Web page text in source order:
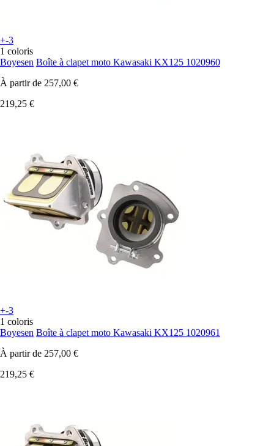
+-3
1 coloris
Boyesen Boîte à clapet moto Kawasaki KX125 1020960
À partir de 257,00 €
219,25 €
+-3
1 coloris
Boyesen Boîte à clapet moto Kawasaki KX125 1020961
À partir de 257,00 €
219,25 €